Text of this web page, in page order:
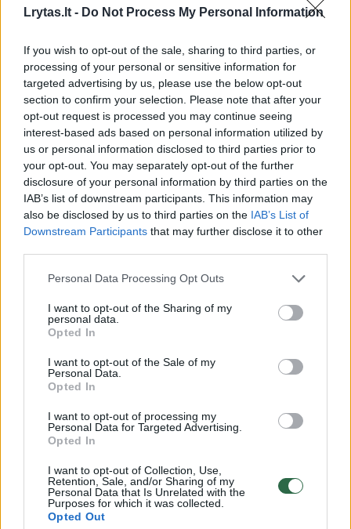
Lrytas.lt - Do Not Process My Personal Information
If you wish to opt-out of the sale, sharing to third parties, or
processing of your personal or sensitive information for
targeted advertising by us, please use the below opt-out
section to confirm your selection. Please note that after your
opt-out request is processed you may continue seeing
interest-based ads based on personal information utilized by
us or personal information disclosed to third parties prior to
your opt-out. You may separately opt-out of the further
disclosure of your personal information by third parties on the
IAB’s list of downstream participants. This information may
also be disclosed by us to third parties on the IAB’s List of
Downstream Participants that may further disclose it to other
Personal Data Processing Opt Outs
I want to opt-out of the Sharing of my
personal data.
Opted In
I want to opt-out of the Sale of my
Personal Data.
Opted In
I want to opt-out of processing my
Personal Data for Targeted Advertising.
Opted In
I want to opt-out of Collection, Use,
Retention, Sale, and/or Sharing of my
Personal Data that Is Unrelated with the
Purposes for which it was collected.
Opted Out
Panevėžiečiui ir trims
vilniečiams gresia
nemalonumai dėl
disponavimo kvaišalais
turėjęs
Minėtas asmuo jau buvo teistas už vagystę,
du kartus nuteistas už vengimą atlikti
privalomąją karo tarnybą ir du kartus – už
medžiagomis be tikslo jas platinti. Tuo tarpu
kiti asmenys, įskaitant nepilnametį, šioje